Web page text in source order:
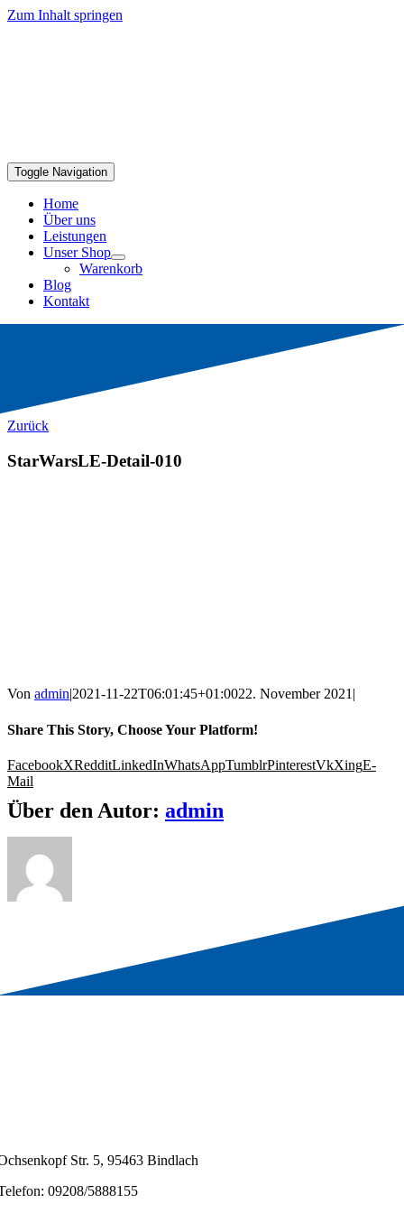
Zum Inhalt springen
Toggle Navigation
Home
Über uns
Leistungen
Unser Shop
Warenkorb
Blog
Kontakt
Zurück
StarWarsLE-Detail-010
Von admin|2021-11-22T06:01:45+01:0022. November 2021|
Share This Story, Choose Your Platform!
FacebookXRedditLinkedInWhatsAppTumblrPinterestVkXingE-
Mail
Über den Autor: admin
Str. 5, 95463 Bindlach
09208/5888155